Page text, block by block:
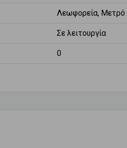
Λεωφορεία, Μετρό
Σε λειτουργία
0